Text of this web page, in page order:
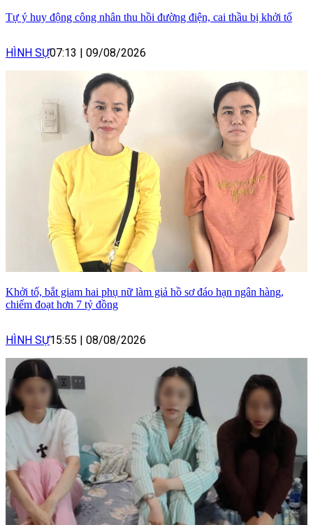
Tự ý huy động công nhân thu hồi đường điện, cai thầu bị khởi tố
HÌNH SỰ07:13 | 09/08/2026
Khởi tố, bắt giam hai phụ nữ làm giả hồ sơ đáo hạn ngân hàng,
chiếm đoạt hơn 7 tỷ đồng
HÌNH SỰ15:55 | 08/08/2026